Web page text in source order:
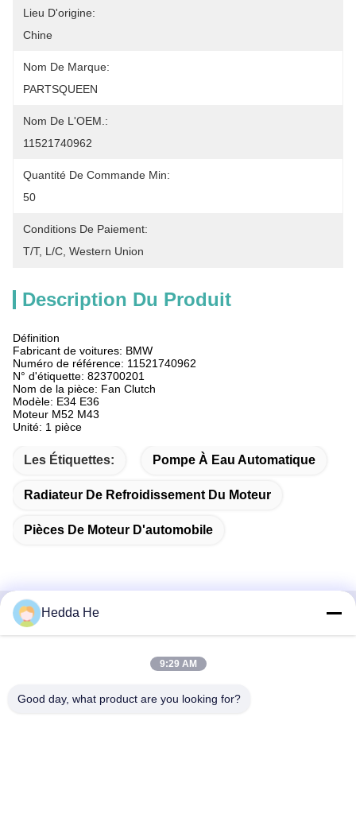
Lieu D'origine:
Chine
Nom De Marque:
PARTSQUEEN
Nom De L'OEM.:
11521740962
Quantité De Commande Min:
50
Conditions De Paiement:
T/T, L/C, Western Union
Description Du Produit
Définition
Fabricant de voitures: BMW
Numéro de référence: 11521740962
N° d'étiquette: 823700201
Nom de la pièce: Fan Clutch
Modèle: E34 E36
Moteur M52 M43
Unité: 1 pièce
Les Étiquettes: Pompe À Eau Automatique
Radiateur De Refroidissement Du Moteur
Pièces De Moteur D'automobile
Contactez rapidement
Ouest, quartier central des affaires de Wuhan, ville de
Hedda He
9:29 AM
Good day, what product are you looking for?